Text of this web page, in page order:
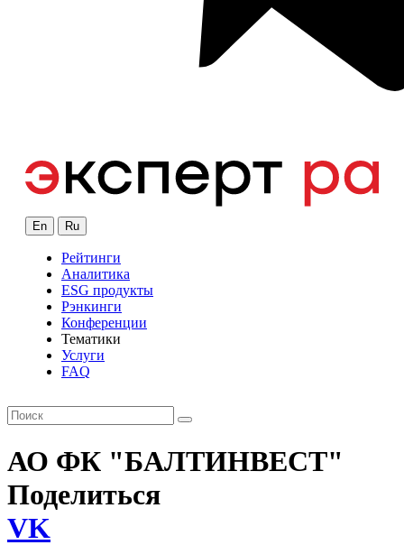
En Ru
Рейтинги
Аналитика
ESG продукты
Рэнкинги
Конференции
Тематики
Услуги
FAQ
АО ФК "БАЛТИНВЕСТ"
Поделиться
VK